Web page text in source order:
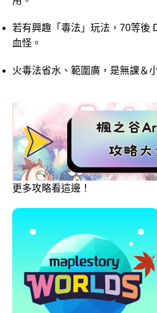
若有興趣「 毒法」 玩法， 70等後
血怪。
火毒法省水、 範圍 廣， 是無課＆
更多攻略看這邊！